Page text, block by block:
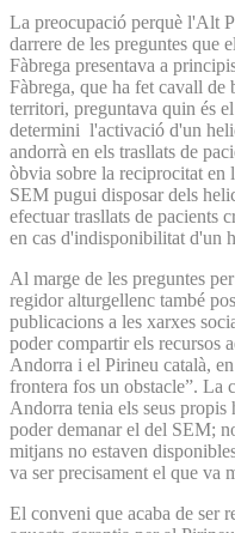
La preocupació perquè l'Alt
darrere de les preguntes que
Fàbrega presentava a
Fàbrega, que ha fet cavall de
territori, preguntava quin és
determini l'activació d'un
andorrà en els trasllats de
òbvia sobre la reciprocitat en
SEM pugui disposar dels
efectuar trasllats de pacients
en cas d'indisponibilitat d'un
Al marge de les preguntes
regidor alturgellenc també
publicacions a les xarxes
poder compartir els recursos
Andorra i el Pirineu català,
frontera fos un obstacle”. La
Andorra tenia els seus
poder demanar el del SEM;
mitjans no estaven
va ser precisament el que va
El conveni que acaba de ser